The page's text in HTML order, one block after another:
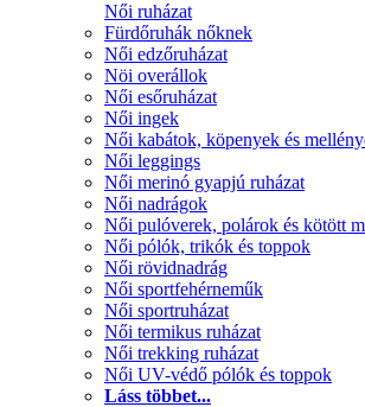
Női ruházat
Fürdőruhák nőknek
Női edzőruházat
Nöi overállok
Női esőruházat
Női ingek
Női kabátok, köpenyek és
Női leggings
Női merinó gyapjú ruházat
Női nadrágok
Női pulóverek, polárok és kötött
Női pólók, trikók és toppok
Női rövidnadrág
Női sportfehérneműk
Női sportruházat
Női termikus ruházat
Női trekking ruházat
Női UV-védő pólók és toppok
Láss többet...